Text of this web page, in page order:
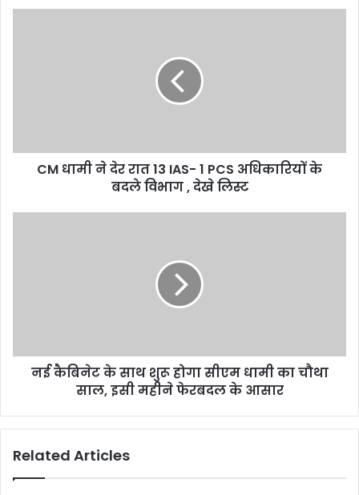
s
e
CM धामी ने देर रात 13 IAS- 1 PCS अधिकारियों के
बदले विभाग , देखे लिस्ट
नई कैबिनेट के साथ शुरू होगा सीएम धामी का चौथा
साल, इसी महीने फेरबदल के आसार
Related Articles